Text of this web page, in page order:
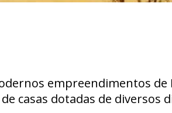
empreendimentos
casas dotadas de diversos